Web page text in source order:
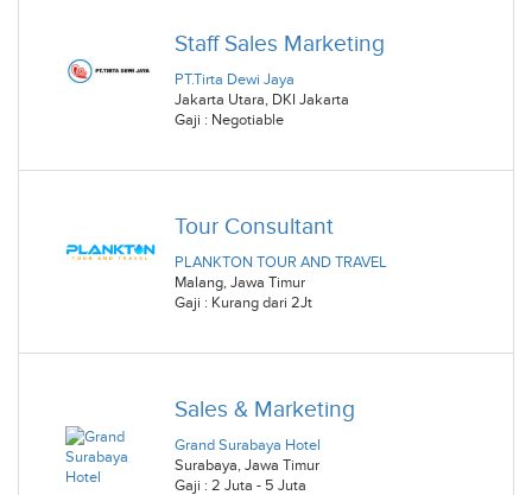
Staff Sales Marketing
PT.Tirta Dewi Jaya
Jakarta Utara, DKI Jakarta
Gaji : Negotiable
Tour Consultant
PLANKTON TOUR AND TRAVEL
Malang, Jawa Timur
Gaji : Kurang dari 2Jt
Sales & Marketing
Grand Surabaya Hotel
Surabaya, Jawa Timur
Gaji : 2 Juta - 5 Juta